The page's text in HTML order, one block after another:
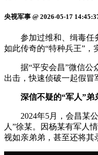
央视军事 @ 2026-05-17
参加过维和、缉毒任
如此传奇的“特种兵王”，
据“平安会昌”微信公
出击，快速侦破一起假冒
深信不疑的“军人”弟
2024年5月，会昌某公
人”徐某。因杨某有军人
视如亲弟弟，甚至还将其